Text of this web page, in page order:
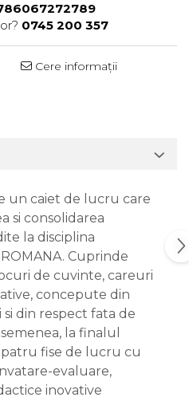
0745 200 357
Cere informații
un caiet de lucru care
si consolidarea
la disciplina
Cuprinde
de cuvinte, careuri
concepute din
din respect fata de
la finalul
patru fise de lucru cu
evaluare,
inovative